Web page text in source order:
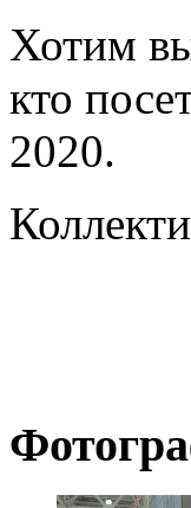
Хотим
кто
2020.